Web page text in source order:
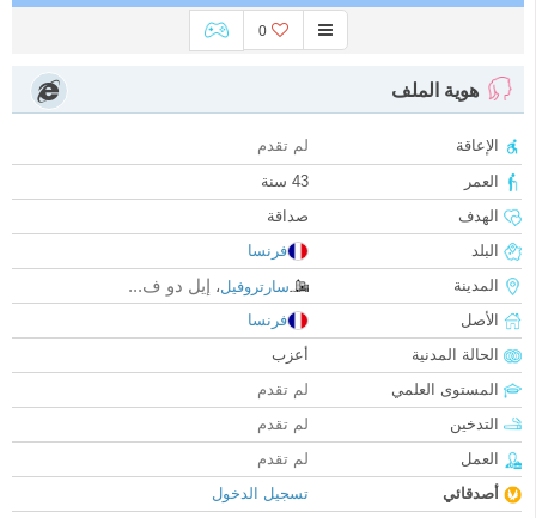
0
هوية الملف
الإعاقة
لم تقدم
العمر
43 سنة
الهدف
صداقة
البلد
فرنسا
المدينة
سارتروفيل، إيل دو ف...
الأصل
فرنسا
الحالة المدنية
أعزب
المستوى العلمي
لم تقدم
التدخين
لم تقدم
العمل
لم تقدم
أصدقائي
تسجيل الدخول